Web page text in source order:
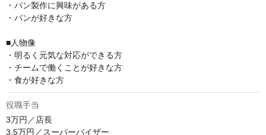
・パン製作に興味がある方
・パンが好きな方
■人物像
・明るく元気な対応ができる方
・チームで働くことが好きな方
・食が好きな方
役職手当
3万円／店長
3.5万円／スーパーバイザー